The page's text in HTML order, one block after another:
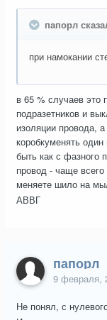
папорл
при намокании
в 65 % случаев это
подразетников и
изоляции провода,
коробкуменять
быть как с фазного
провод - чаще
меняете шило на
АВВГ
папорл
9 февраля,
Не понял, с